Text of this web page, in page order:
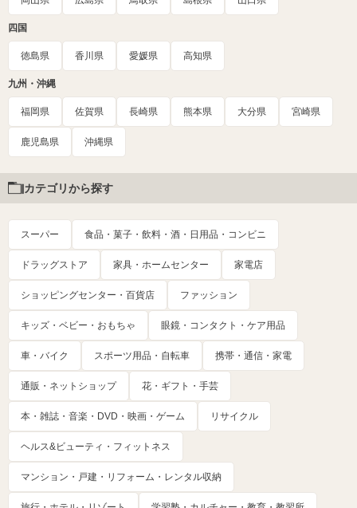
四国
徳島県 香川県 愛媛県 高知県
九州・沖縄
福岡県 佐賀県 長崎県 熊本県 大分県 宮崎県
鹿児島県 沖縄県
カテゴリから探す
スーパー 食品・菓子・飲料・酒・日用品・コンビニ
ドラッグストア 家具・ホームセンター 家電店
ショッピングセンター・百貨店 ファッション
キッズ・ベビー・おもちゃ 眼鏡・コンタクト・ケア用品
車・バイク スポーツ用品・自転車 携帯・通信・家電
通販・ネットショップ 花・ギフト・手芸
本・雑誌・音楽・DVD・映画・ゲーム リサイクル
ヘルス&ビューティ・フィットネス
マンション・戸建・リフォーム・レンタル収納